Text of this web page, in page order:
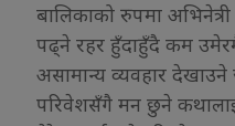
बालिकाको रुपमा
पढ्ने रहर हुँदाहुँदै कम
असामान्य व्यवहार देखाउने
परिवेशसँगै मन छुने कथालाई